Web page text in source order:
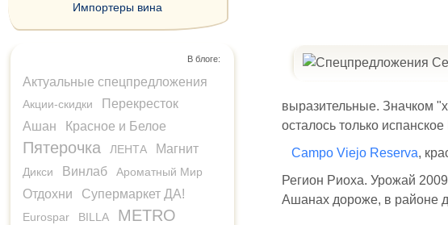
выразительные. Значком
осталось только
Campo Viejo Reserva,
Регион Риоха. Урожай
Ашанах дороже, в районе
Импортеры вина
В блоге:
Актуальные спецпредложения
Акции-скидки
Перекресток
Ашан
Красное и Белое
Пятерочка ЛЕНТА Магнит
Дикси Винлаб Ароматный Мир
Отдохни Супермаркет ДА!
Eurospar BILLA METRO